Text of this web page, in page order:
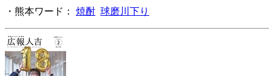
・熊本ワード： 焼酎 球磨川下り